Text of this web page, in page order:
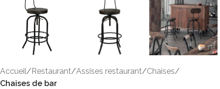
Accueil Restaurant Assises restaurant Chaises
Chaises de bar